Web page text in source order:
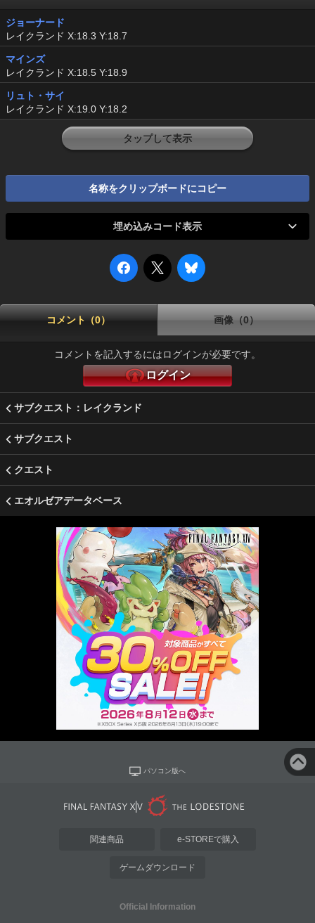
ジョーナード
レイクランド X:18.3 Y:18.7
マインズ
レイクランド X:18.5 Y:18.9
リュト・サイ
レイクランド X:19.0 Y:18.2
タップして表示
名称をクリップボードにコピー
埋め込みコード表示
コメント（0） 画像（0）
コメントを記入するにはログインが必要です。
ログイン
サブクエスト：レイクランド
サブクエスト
クエスト
エオルゼアデータベース
パソコン版へ
関連商品 e-STOREで購入
ゲームダウンロード
Official Information